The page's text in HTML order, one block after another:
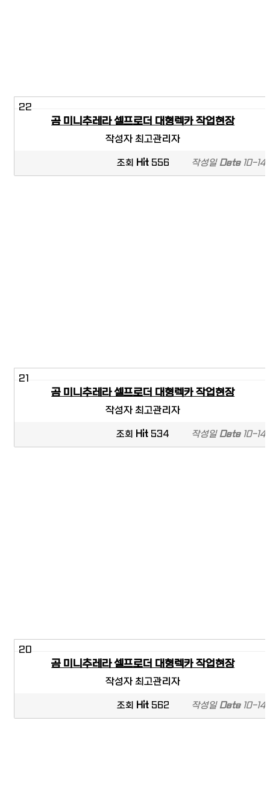
22
곰 미니추레라 셀프로더 대형렉카 작업현장
작성자최고관리자
조회 Hit556 작성일Date10-14
21
곰 미니추레라 셀프로더 대형렉카 작업현장
작성자최고관리자
조회 Hit 534 작성일Date10-14
20
곰 미니추레라 셀프로더 대형렉카 작업현장
작성자최고관리자
조회 Hit562 작성일Date10-14